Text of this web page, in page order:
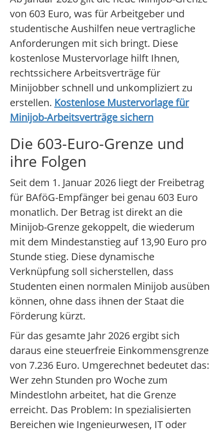
von 603 Euro, was für Arbeitgeber und
studentische Aushilfen neue vertragliche
Anforderungen mit sich bringt. Diese
kostenlose Mustervorlage hilft Ihnen,
rechtssichere Arbeitsverträge für
Minijobber schnell und unkompliziert zu
erstellen. Kostenlose Mustervorlage für
Minijob-Arbeitsverträge sichern
Die 603-Euro-Grenze und
ihre Folgen
Seit dem 1. Januar 2026 liegt der Freibetrag
für BAföG-Empfänger bei genau 603 Euro
monatlich. Der Betrag ist direkt an die
Minijob-Grenze gekoppelt, die wiederum
mit dem Mindestanstieg auf 13,90 Euro pro
Stunde stieg. Diese dynamische
Verknüpfung soll sicherstellen, dass
Studenten einen normalen Minijob ausüben
können, ohne dass ihnen der Staat die
Förderung kürzt.
Für das gesamte Jahr 2026 ergibt sich
daraus eine steuerfreie Einkommensgrenze
von 7.236 Euro. Umgerechnet bedeutet das:
Wer zehn Stunden pro Woche zum
Mindestlohn arbeitet, hat die Grenze
erreicht. Das Problem: In spezialisierten
Bereichen wie Ingenieurwesen, IT oder